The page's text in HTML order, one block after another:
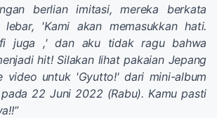
berlian imitasi, mereka berkata
lebar, 'Kami akan memasukkan hati.
juga ,' dan aku tidak ragu bahwa
hit! Silakan lihat pakaian Jepang
video untuk 'Gyutto!' dari mini-album
22 Juni 2022 (Rabu). Kamu pasti